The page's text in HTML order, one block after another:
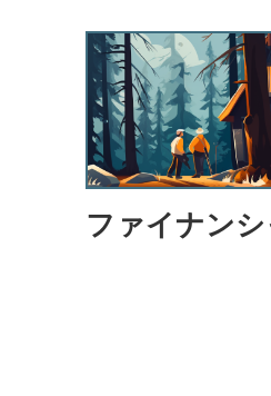
ファイナン